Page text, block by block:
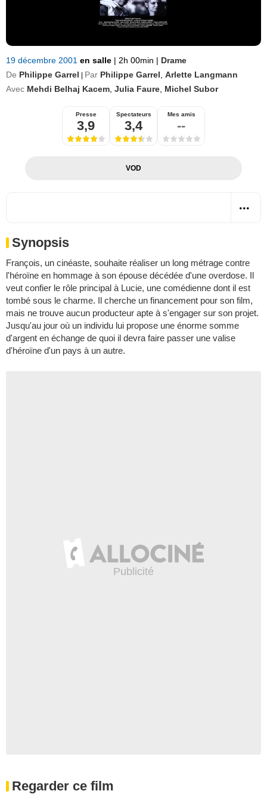
19 décembre 2001 en salle | 2h 00min | Drame
De Philippe Garrel Par Philippe Garrel Arlette Langmann
Avec Mehdi Belhaj Kacem Julia Faure Michel Subor
Presse
3,9
Spectateurs
3,4
Mes amis
--
VOD
Synopsis
François, un cinéaste, souhaite réaliser un long métrage contre
l'héroïne en hommage à son épouse décédée d'une overdose. Il
veut confier le rôle principal à Lucie, une comédienne dont il est
tombé sous le charme. Il cherche un financement pour son film,
mais ne trouve aucun producteur apte à s'engager sur son projet.
Jusqu'au jour où un individu lui propose une énorme somme
d'argent en échange de quoi il devra faire passer une valise
d'héroïne d'un pays à un autre.
Regarder ce film